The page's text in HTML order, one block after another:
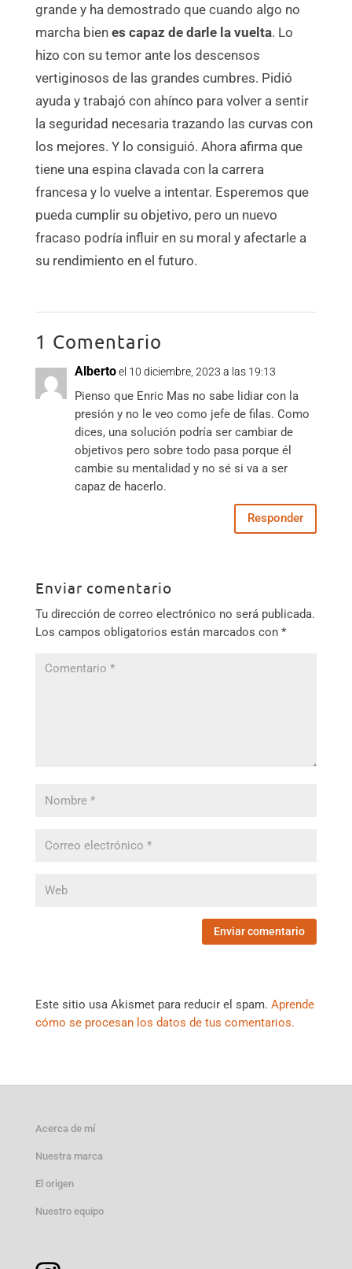
grande y ha demostrado que cuando algo no
marcha bien es capaz de darle la vuelta. Lo
hizo con su temor ante los descensos
vertiginosos de las grandes cumbres. Pidió
ayuda y trabajó con ahínco para volver a sentir
la seguridad necesaria trazando las curvas con
los mejores. Y lo consiguió. Ahora afirma que
tiene una espina clavada con la carrera
francesa y lo vuelve a intentar. Esperemos que
pueda cumplir su objetivo, pero un nuevo
fracaso podría influir en su moral y afectarle a
su rendimiento en el futuro.
1 Comentario
Alberto el 10 diciembre, 2023 a las 19:13
Pienso que Enric Mas no sabe lidiar con la
presión y no le veo como jefe de filas. Como
dices, una solución podría ser cambiar de
objetivos pero sobre todo pasa porque él
cambie su mentalidad y no sé si va a ser
capaz de hacerlo.
Responder
Enviar comentario
Tu dirección de correo electrónico no será publicada.
Los campos obligatorios están marcados con *
Este sitio usa Akismet para reducir el spam. Aprende
cómo se procesan los datos de tus comentarios.
Acerca de mí
Nuestra marca
El origen
Nuestro equipo